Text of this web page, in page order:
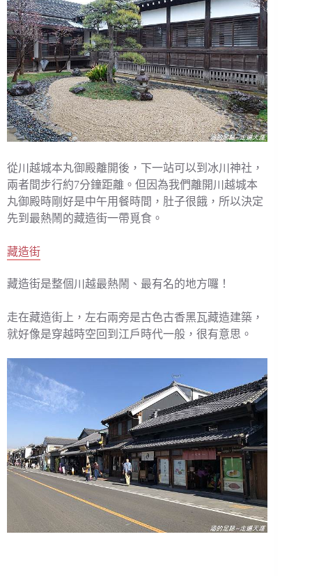
從川越城本丸御殿離開後，下一站可以到冰川神社，
兩者間步行約7分鐘距離。但因為我們離開川越城本
丸御殿時剛好是中午用餐時間，肚子很餓，所以決定
先到最熱鬧的藏造街一帶覓食。
藏造街
藏造街是整個川越最熱鬧、最有名的地方囉！
走在藏造街上，左右兩旁是古色古香黑瓦藏造建築，
就好像是穿越時空回到江戶時代一般，很有意思。